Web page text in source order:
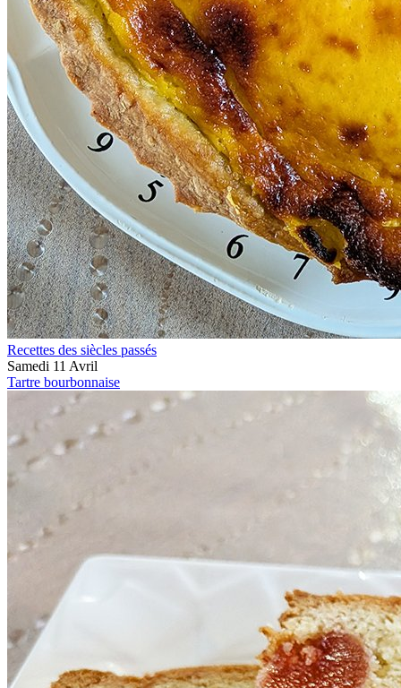
Recettes des siècles passés
Samedi 11 Avril
Tartre bourbonnaise